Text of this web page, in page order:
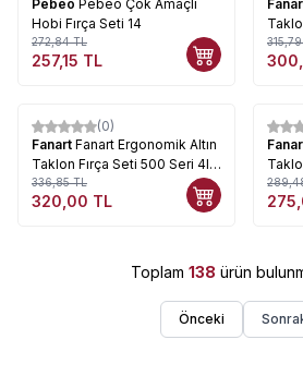
Pebeo Pebeo Çok Amaçlı
Hobi Fırça Seti 14
272,84TL
257,15 TL
Set 5
315,79
%5
(0)
Fanart Fanart Ergonomik Altın
Taklon Fırça Seti 500 Seri 4lü
Set 4
336,85TL
320,00 TL
%5
Set 3
Toplam 138 ürün
Önceki